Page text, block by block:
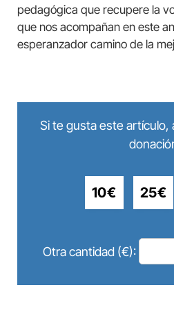
pedagógica que recupere la
que nos acompañan en este
esperanzador camino de la
Si te gusta este artículo,
10€ 25€
Otra cantidad (€):